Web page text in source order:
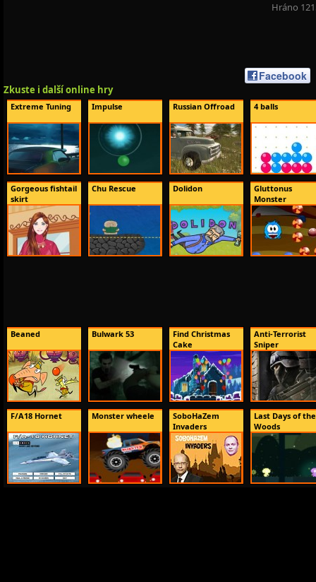
Hráno
Facebook
Zkuste i další online hry
Extreme Tuning Impulse Russian Offroad 4 balls
Gorgeous fishtail
skirt
Chu Rescue Dolidon
Gluttonus
Monster
Beaned Bulwark 53
Find Christmas
Cake
Anti-Terrorist
Sniper
F/A18 Hornet Monster wheele
SoboHaZem
Invaders
Last Days of the
Woods